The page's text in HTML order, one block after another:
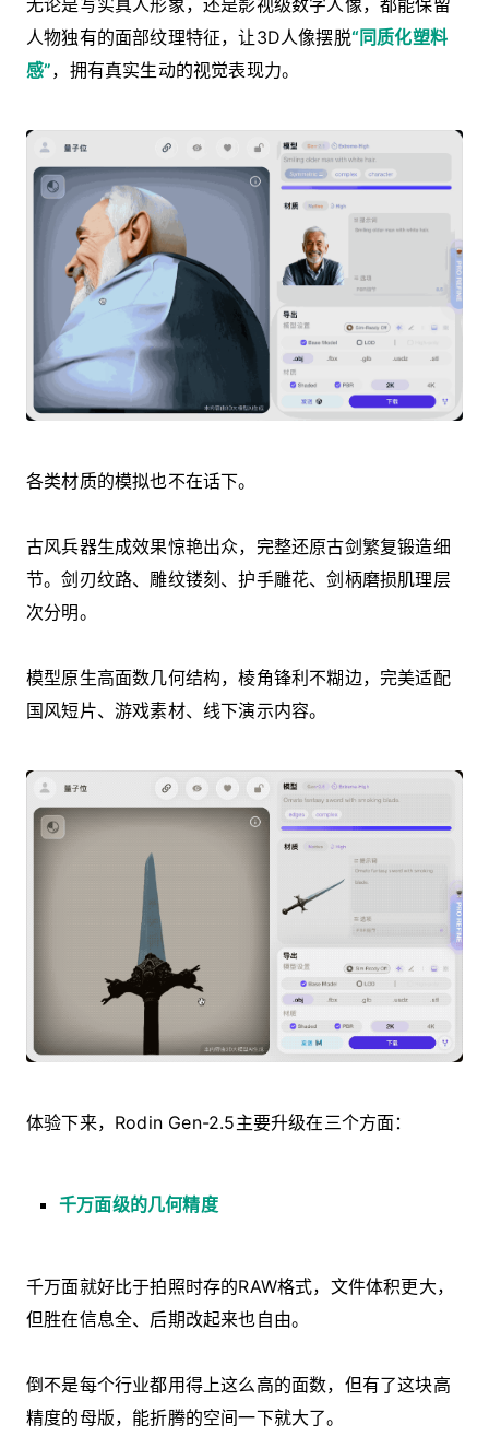
人物独有的面部纹理特征，让3D人像摆脱“同质化塑料
感”，拥有真实生动的视觉表现力。
各类材质的模拟也不在话下。
古风兵器生成效果惊艳出众，完整还原古剑繁复锻造细
节。剑刃纹路、雕纹镂刻、护手雕花、剑柄磨损肌理层
次分明。
模型原生高面数几何结构，棱角锋利不糊边，完美适配
国风短片、游戏素材、线下演示内容。
体验下来，Rodin Gen-2.5主要升级在三个方面：
千万面级的几何精度
千万面就好比于拍照时存的RAW格式，文件体积更大，
但胜在信息全、后期改起来也自由。
倒不是每个行业都用得上这么高的面数，但有了这块高
精度的母版，能折腾的空间一下就大了。